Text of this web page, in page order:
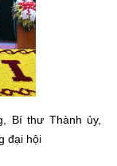
Bí thư Thành ủy,
đại hội